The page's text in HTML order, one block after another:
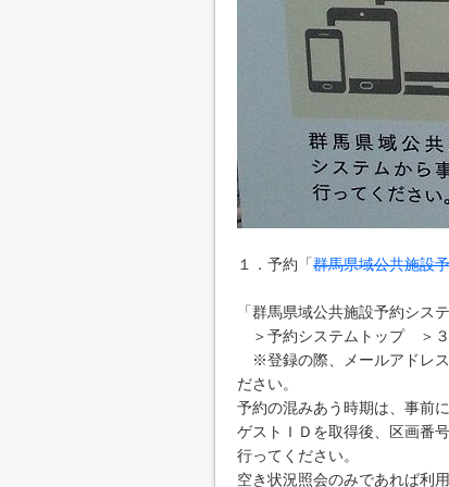
１．予約「群馬県域公共施設
「群馬県域公共施設予約シス
＞予約システムトップ ＞
※登録の際、メールアドレス
ださい。
予約の混みあう時期は、事前
ゲストＩＤを取得後、区画番
行ってください。
空き状況照会のみであれば利